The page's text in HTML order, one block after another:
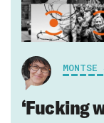
MONTSE
‘Fucking